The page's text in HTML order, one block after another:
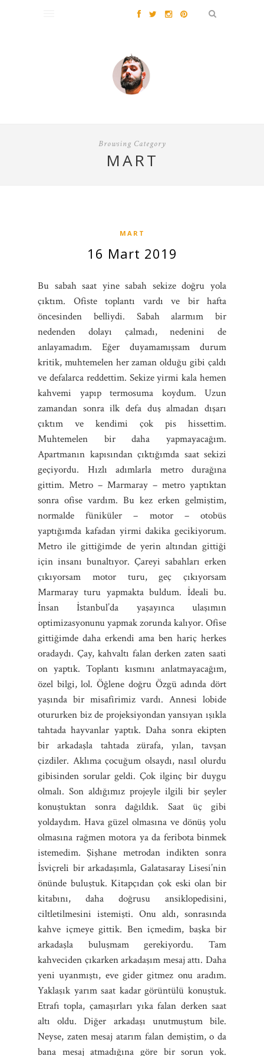
Browsing Category
MART
MART
16 Mart 2019
Bu sabah saat yine sabah sekize doğru yola
çıktım. Ofiste toplantı vardı ve bir hafta
öncesinden belliydi. Sabah alarmım bir
nedenden dolayı çalmadı, nedenini de
anlayamadım. Eğer duyamamışsam durum
kritik, muhtemelen her zaman olduğu gibi çaldı
ve defalarca reddettim. Sekize yirmi kala hemen
kahvemi yapıp termosuma koydum. Uzun
zamandan sonra ilk defa duş almadan dışarı
çıktım ve kendimi çok pis hissettim.
Muhtemelen bir daha yapmayacağım.
Apartmanın kapısından çıktığımda saat sekizi
geçiyordu. Hızlı adımlarla metro durağına
gittim. Metro – Marmaray – metro yaptıktan
sonra ofise vardım. Bu kez erken gelmiştim,
normalde füniküler – motor – otobüs
yaptığımda kafadan yirmi dakika gecikiyorum.
Metro ile gittiğimde de yerin altından gittiği
için insanı bunaltıyor. Çareyi sabahları erken
çıkıyorsam motor turu, geç çıkıyorsam
Marmaray turu yapmakta buldum. İdeali bu.
İnsan İstanbul’da yaşayınca ulaşımın
optimizasyonunu yapmak zorunda kalıyor. Ofise
gittiğimde daha erkendi ama ben hariç herkes
oradaydı. Çay, kahvaltı falan derken zaten saati
on yaptık. Toplantı kısmını anlatmayacağım,
özel bilgi, lol. Öğlene doğru Özgü adında dört
yaşında bir misafirimiz vardı. Annesi lobide
otururken biz de projeksiyondan yansıyan ışıkla
tahtada hayvanlar yaptık. Daha sonra ekipten
bir arkadaşla tahtada zürafa, yılan, tavşan
çizdiler. Aklıma çocuğum olsaydı, nasıl olurdu
gibisinden sorular geldi. Çok ilginç bir duygu
olmalı. Son aldığımız projeyle ilgili bir şeyler
konuştuktan sonra dağıldık. Saat üç gibi
yoldaydım. Hava güzel olmasına ve dönüş yolu
olmasına rağmen motora ya da feribota binmek
istemedim. Şişhane metrodan indikten sonra
İsviçreli bir arkadaşımla, Galatasaray Lisesi’nin
önünde buluştuk. Kitapçıdan çok eski olan bir
kitabını, daha doğrusu ansiklopedisini,
ciltletilmesini istemişti. Onu aldı, sonrasında
kahve içmeye gittik. Ben içmedim, başka bir
arkadaşla buluşmam gerekiyordu. Tam
kahveciden çıkarken arkadaşım mesaj attı. Daha
yeni uyanmıştı, eve gider gitmez onu aradım.
Yaklaşık yarım saat kadar görüntülü konuştuk.
Etrafı topla, çamaşırları yıka falan derken saat
altı oldu. Diğer arkadaşı unutmuştum bile.
Neyse, zaten mesaj atarım falan demiştim, o da
bana mesaj atmadığına göre bir sorun yok.